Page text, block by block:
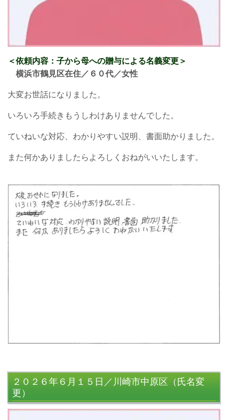
＜依頼内容：子から母への贈与による名義変更 ＞
横浜市鶴見区在住／６０代／女性
大変お世話になりました。
いろいろ手続きもうしわけありませんでした。
ていねいな対応、わかりやすい説明、書面助かりました。
また何かありましたらよろしくおねがいいたします。
２０２６年６月１５日／川崎市中原区（氏名変
更）